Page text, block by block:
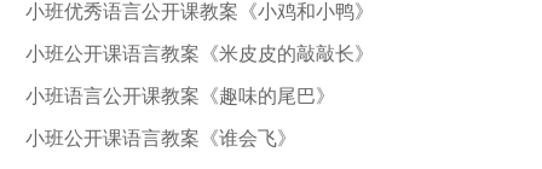
小班优秀语言公开课教案《小鸡和小鸭》
小班公开课语言教案《米皮皮的敲敲长》
小班语言公开课教案《趣味的尾巴》
小班公开课语言教案《谁会飞》